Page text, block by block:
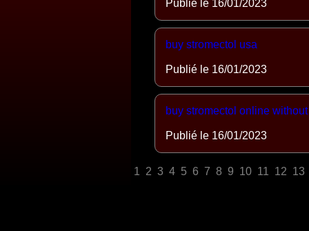
Publié le 16/01/2023
buy stromectol usa
Publié le 16/01/2023
buy stromectol online
Publié le 16/01/2023
1 2 3 4 5 6 7 8 9 10 11 12 13